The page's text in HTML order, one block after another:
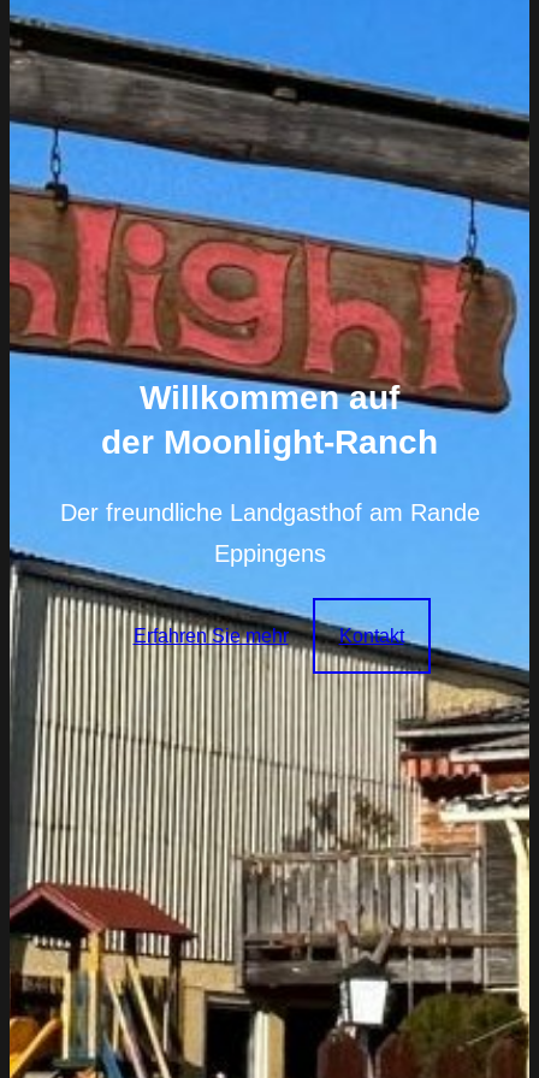
Willkommen auf
der Moonlight-Ranch
Der freundliche Landgasthof am Rande
Eppingens
Erfahren Sie mehr Kontakt